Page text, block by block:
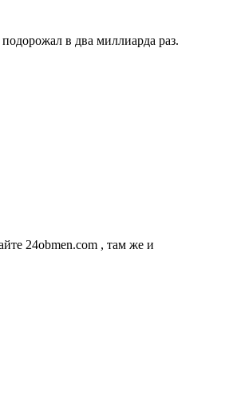
в два миллиарда раз.
24obmen.com , там же и